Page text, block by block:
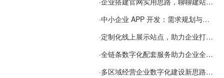
·中小企业 APP 开发：需求规划与项目落地避坑经验分享
·定制化线上展示站点，助力企业打通线上经营渠道
·全链条数字化配套服务助力企业全域线上经营
·多区域经营企业数字化建设新思路：多端载体与地域检索一体化落地思路分享